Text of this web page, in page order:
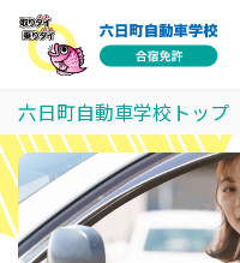
六日町自動車学校トップ